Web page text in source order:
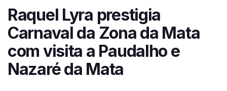
Raquel Lyra prestigia
Carnaval da Zona da Mata
com visita a Paudalho e
Nazaré da Mata